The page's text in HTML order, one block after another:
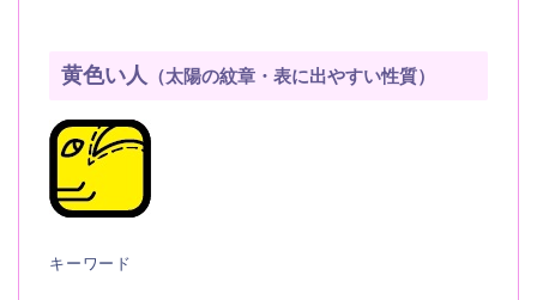
黄色い人 （太陽の紋章・表に出やすい性質）
キーワード